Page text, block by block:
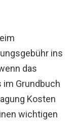
ins
das
Grundbuch
Kosten
wichtigen